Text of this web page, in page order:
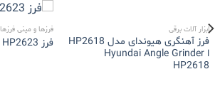
در انبار موجود نمی باشد
ابزار آلات برقی
فرز آهنگری هیوندای مدل HP2618
ا Hyundai Angle Grinder
HP2618
فرزها و مینی فرزها
فرز HP2623